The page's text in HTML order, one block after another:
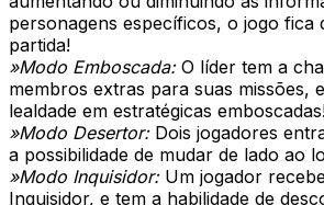
personagens específicos, o jogo fica
partida!
»Modo Emboscada:O líder tem a
membros extras para suas missões,
lealdade em estratégicas
»Modo Desertor:Dois jogadores
a possibilidade de mudar de lado ao
»Modo Inquisidor:Um jogador
Inquisidor, e tem a habilidade de